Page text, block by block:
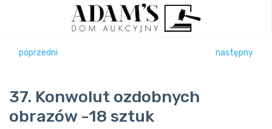
poprzedni następny
37. Konwolut ozdobnych
obrazów -18 sztuk